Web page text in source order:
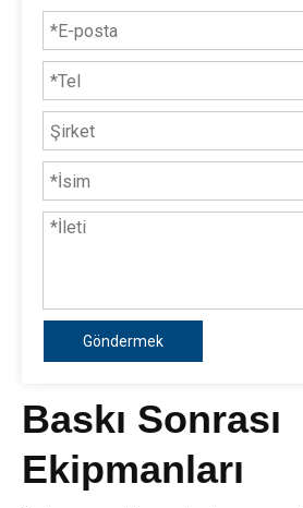
Göndermek
Baskı Sonrası
Ekipmanları